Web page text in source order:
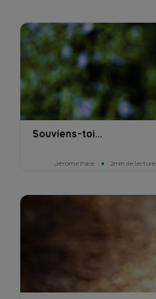
Souviens-toi...
Jérôme Pace 2min de lecture